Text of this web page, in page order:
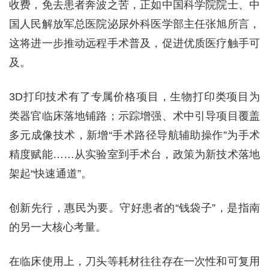
收费，免去患者奔波之苦，正如中国科学院院士、中
国人民解放军总医院泌尿外科医学部主任张旭所言，
这将进一步推动远程手术普及，促进优质医疗触手可
及。
3D打印技术有了专属价格项目，生物打印类项目为
类器官临床落地铺路；示踪增强、术中引导项目覆盖
多元成像技术，新增“手术路径导航辅助操作”为手术
精度赋能……从实验室到手术台，政策为新技术落地
架起“快速通道”。
创新先行，惠民为要。守好患者的“钱袋子”，是指南
的另一大核心考量。
在临床使用上，刀头等耗材往往存在一次性和可复用